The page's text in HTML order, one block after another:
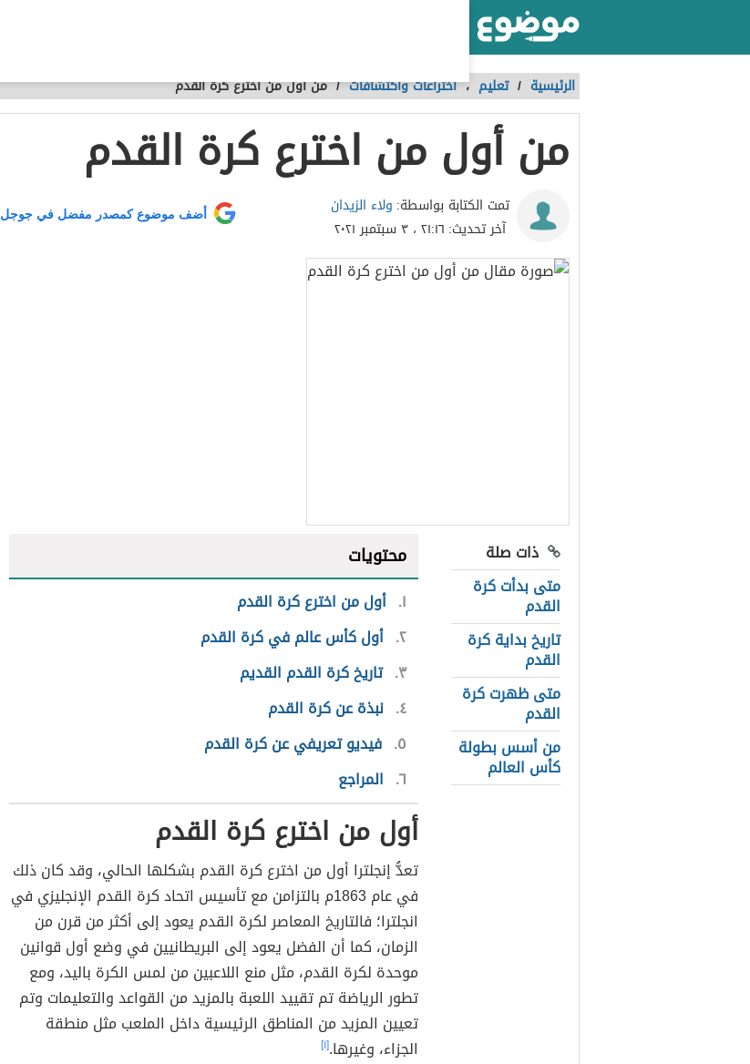
الرئيسية / تعليم ،اختراعات واكتشافات /من أول من اخترع كرة القدم
من أول من اخترع كرة القدم
تمت الكتابة بواسطة: ولاء الزيدان
آخر تحديث: ٢١:١٦ ، ٣ سبتمبر ٢٠٢١
أضف موضوع كمصدر مفضل في جوجل
ذات صلة
متى بدأت كرة
القدم
تاريخ بداية كرة
القدم
متى ظهرت كرة
القدم
من أسس بطولة
كأس العالم
محتويات
١ أول من اخترع كرة القدم
٢ أول كأس عالم في كرة القدم
٣ تاريخ كرة القدم القديم
٤ نبذة عن كرة القدم
٥ فيديو تعريفي عن كرة القدم
٦ المراجع
أول من اخترع كرة القدم
تعدُّ إنجلترا أول من اخترع كرة القدم بشكلها الحالي، وقد كان ذلك
في عام 1863م بالتزامن مع تأسيس اتحاد كرة القدم الإنجليزي في
انجلترا؛ فالتاريخ المعاصر لكرة القدم يعود إلى أكثر من قرن من
الزمان، كما أن الفضل يعود إلى البريطانيين في وضع أول قوانين
موحدة لكرة القدم، مثل منع اللاعبين من لمس الكرة باليد، ومع
تطور الرياضة تم تقييد اللعبة بالمزيد من القواعد والتعليمات وتم
تعيين المزيد من المناطق الرئيسية داخل الملعب مثل منطقة
الجزاء، وغيرها.[١]